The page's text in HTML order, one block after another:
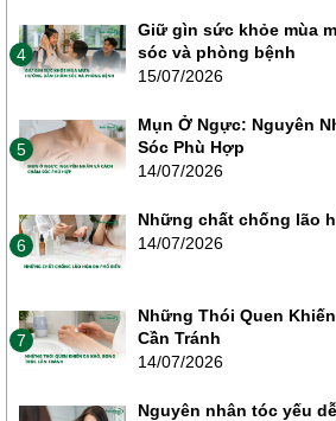
4
Giữ gìn sức khỏe mùa
sóc và phòng bệnh
15/07/2026
5
Mụn Ở Ngực: Nguyên
Sóc Phù Hợp
14/07/2026
6
Những chất chống lão
14/07/2026
7
Những Thói Quen
Cần Tránh
14/07/2026
Nguyên nhân tóc yếu